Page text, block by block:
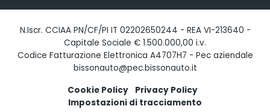
N.Iscr. CCIAA PN/CF/PI IT 02202650244 - REA VI-213640 -
Capitale Sociale € 1.500.000,00 i.v.
Codice Fatturazione Elettronica A4707H7 - Pec aziendale
bissonauto@pec.bissonauto.it
Cookie Policy
Privacy Policy
Impostazioni di tracciamento